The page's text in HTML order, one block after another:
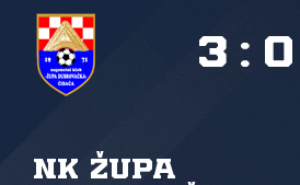
NK Župa
3 : 0